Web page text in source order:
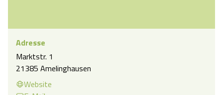
Adresse
Marktstr. 1
21385 Amelinghausen
Website